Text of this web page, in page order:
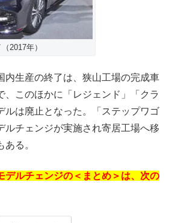
2017年）
内生産の終了は、狭山工場の完成車
、このほかに「レジェンド」「クラ
ルは廃止となった。「ステップワゴ
ルチェンジが実施され寄居工場へ移
る。
デルチェンジの＜まとめ＞は、次の